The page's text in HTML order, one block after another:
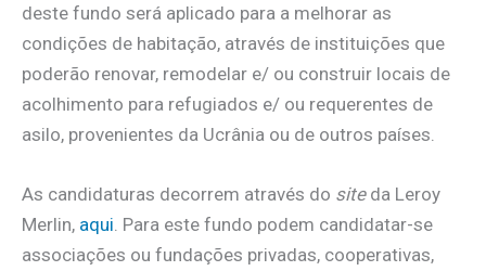
deste fundo será aplicado para a melhorar as
condições de habitação, através de instituições que
poderão renovar, remodelar e/ ou construir locais de
acolhimento para refugiados e/ ou requerentes de
asilo, provenientes da Ucrânia ou de outros países.
As candidaturas decorrem através do siteda Leroy
Merlin, aqui . Para este fundo podem candidatar-se
associações ou fundações privadas, cooperativas,